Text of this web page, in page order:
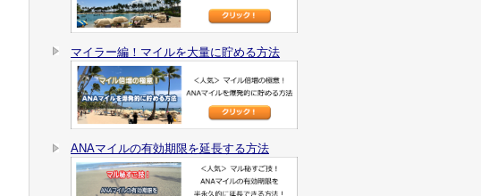
マイラー編！マイルを大量に貯める方法
ANAマイルの有効期限を延長する方法